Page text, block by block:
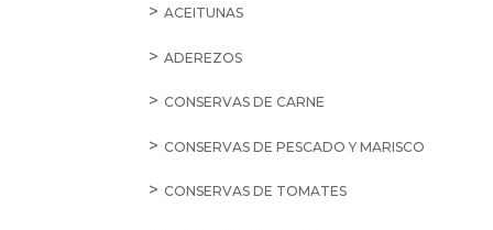
ACEITUNAS
ADEREZOS
CONSERVAS DE CARNE
CONSERVAS DE PESCADO Y MARISCO
CONSERVAS DE TOMATES